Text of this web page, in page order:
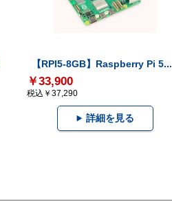
【RPI5-8GB】Raspberry Pi 5...
￥33,900
税込￥37,290
詳細を見る